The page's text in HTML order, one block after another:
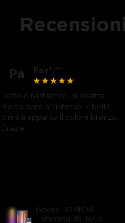
Pa Pav****
Tutto è fantastico. Si adatta
molto bene all'interno. È bello
che sia apparso il colore bronzo.
Grazie.
Govee RGBICW
Lampada da Terra